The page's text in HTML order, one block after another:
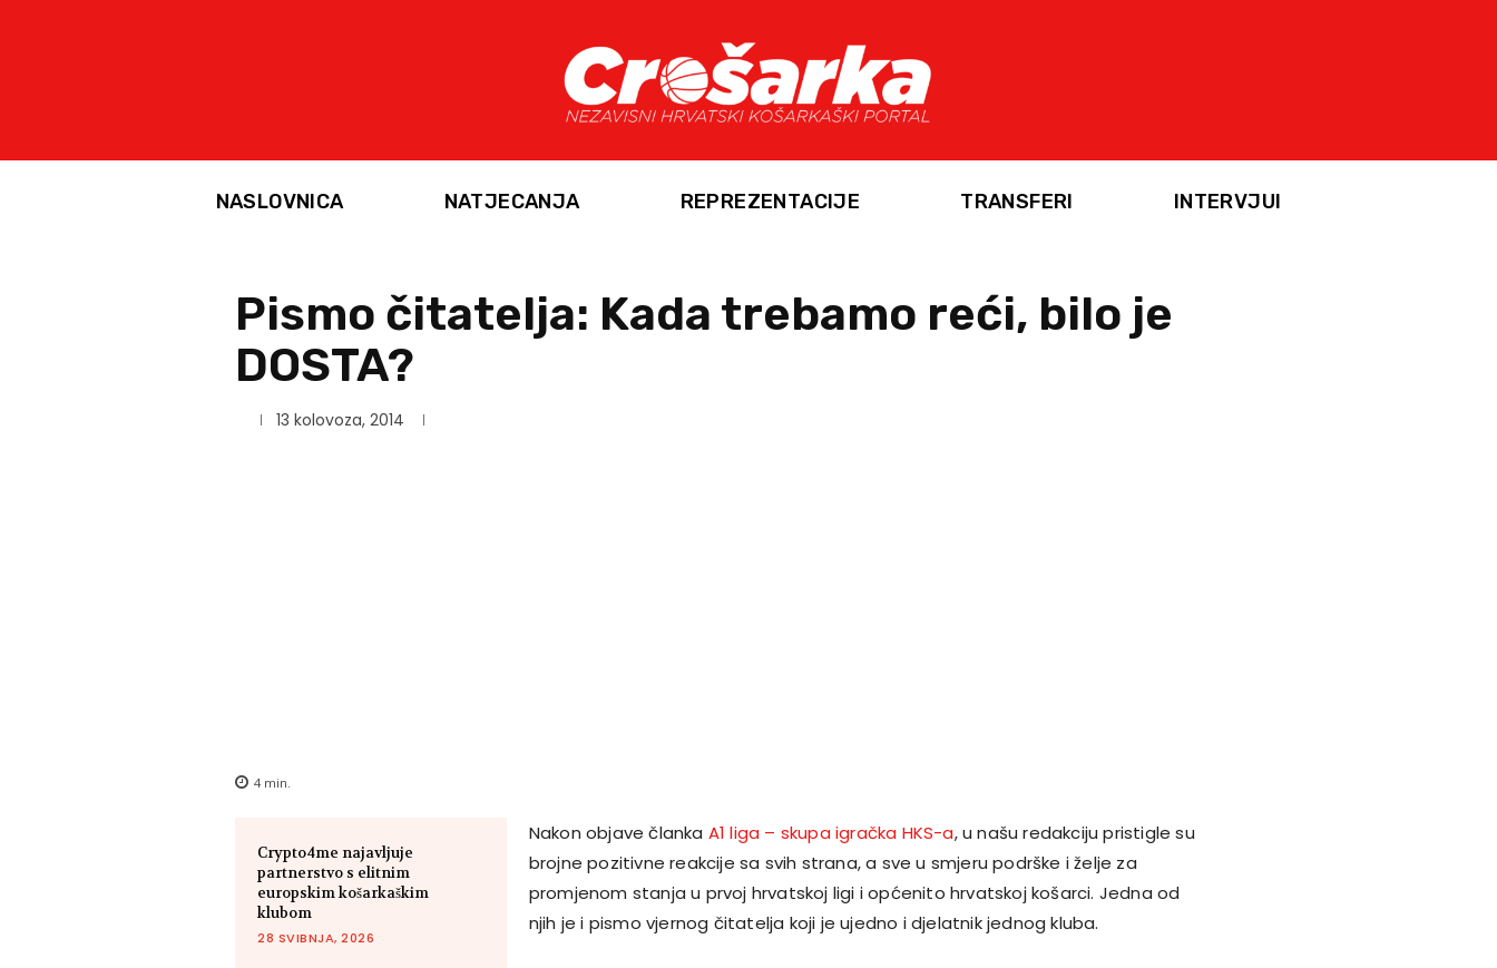
NASLOVNICA NATJECANJA REPREZENTACIJE TRANSFERI INTERVJUI
Pismo čitatelja: Kada trebamo reći, bilo je
DOSTA?
13 kolovoza, 2014
4 min.
Crypto4me najavljuje
partnerstvo s elitnim
europskim košarkaškim
klubom
28 SVIBNJA, 2026
Nakon objave članka A1 liga – skupa igračka HKS-a, u našu redakciju pristigle su
brojne pozitivne reakcije sa svih strana, a sve u smjeru podrške i želje za
promjenom stanja u prvoj hrvatskoj ligi i općenito hrvatskoj košarci. Jedna od
njih je i pismo vjernog čitatelja koji je ujedno i djelatnik jednog kluba.